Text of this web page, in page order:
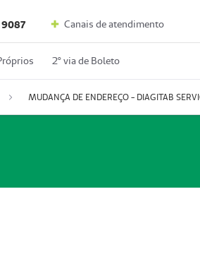
Canais de atendimento
2º via de Boleto